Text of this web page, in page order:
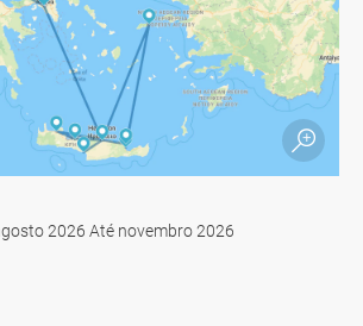
2026 Até novembro 2026